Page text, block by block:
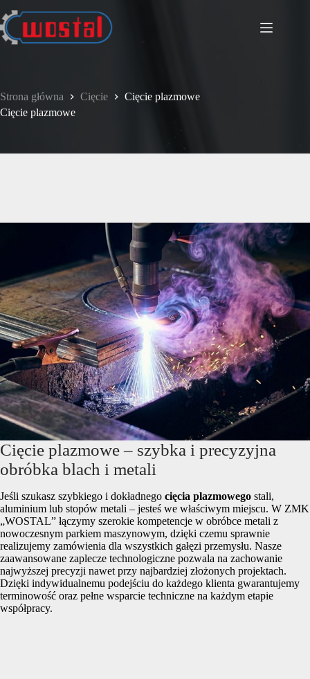
do
treści
Strona główna Cięcie
Cięcie plazmowe
Cięcie plazmowe
Cięcie plazmowe – szybka i precyzyjna
obróbka blach i metali
Jeśli szukasz szybkiego i dokładnego cięcia plazmowego stali,
aluminium lub stopów metali – jesteś we właściwym miejscu. W ZMK
„WOSTAL” łączymy szerokie kompetencje w obróbce metali z
nowoczesnym parkiem maszynowym, dzięki czemu sprawnie
realizujemy zamówienia dla wszystkich gałęzi przemysłu. Nasze
zaawansowane zaplecze technologiczne pozwala na zachowanie
najwyższej precyzji nawet przy najbardziej złożonych projektach.
Dzięki indywidualnemu podejściu do każdego klienta gwarantujemy
terminowość oraz pełne wsparcie techniczne na każdym etapie
współpracy.